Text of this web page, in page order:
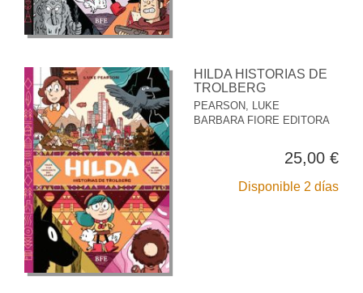
HILDA HISTORIAS DE
TROLBERG
PEARSON, LUKE
BARBARA FIORE EDITORA
25,00 €
Disponible 2 días